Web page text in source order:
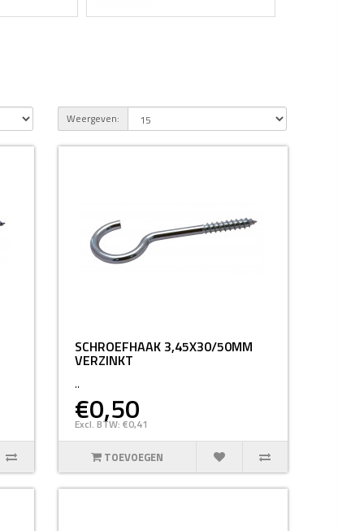
Weergeven:
SCHROEFHAAK 3,45X30/50MM
VERZINKT
..
€0,50
Excl. BTW: €0,41
TOEVOEGEN